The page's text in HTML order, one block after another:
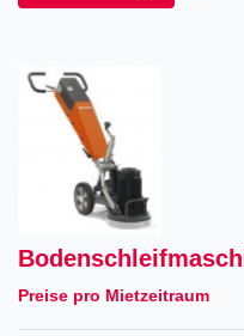
Preise pro Mietzeitraum